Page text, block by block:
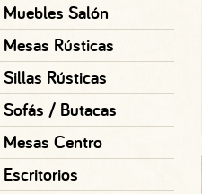
Muebles Salón
Mesas Rústicas
Sillas Rústicas
Sofás / Butacas
Mesas Centro
Escritorios